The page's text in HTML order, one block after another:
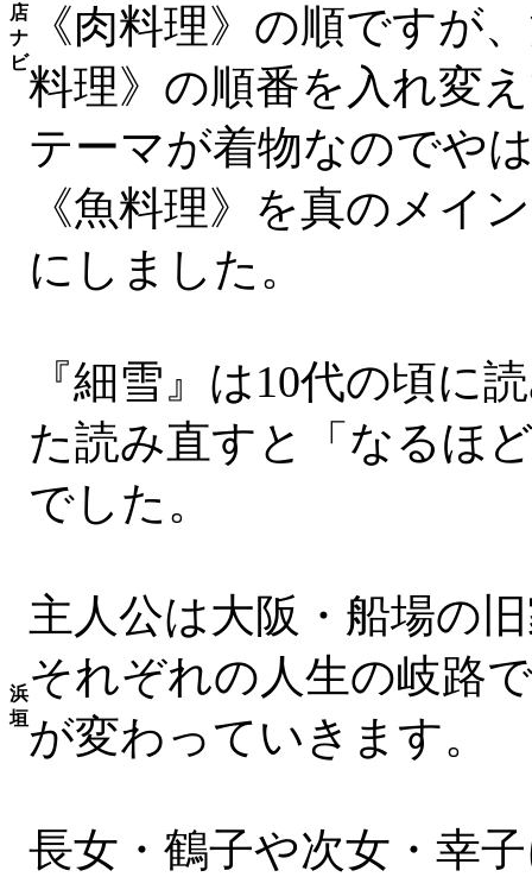
店
ナ
ビ
《肉料理》の順ですが
料理》の順番を入れ変
浜
垣
テーマが着物なのでや
《魚料理》を真のメイ
にしました。
『細雪』は10代の頃に
た読み直すと「なるほ
でした。
主人公は大阪・船場の
それぞれの人生の岐路
が変わっていきます。
長女・鶴子や次女・幸